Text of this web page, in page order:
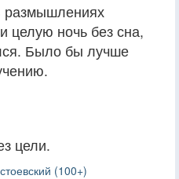
целую ночь без сна,
Было бы лучше
цели.
(100+)